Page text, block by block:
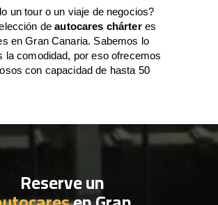
un tour o un viaje de negocios?
deautocares chárteres
en Gran Canaria. Sabemos lo
la comodidad, por eso ofrecemos
con capacidad de hasta 50
Reserve un